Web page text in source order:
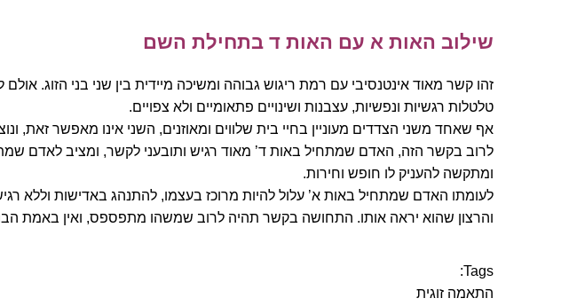
שילוב האות א עם האות ד בתחילת השם
זהו קשר מאוד אינטנסיבי עם רמת ריגוש גבוהה ומשיכה מיידית בין שני בני הזוג.
טלטלות רגשיות ונפשיות, עצבנות ושינויים פתאומיים ולא צפויים.
אף שאחד משני הצדדים מעוניין בחיי בית שלווים ומאוזנים, השני אינו מאפשר זאת,
לרוב בקשר הזה, האדם שמתחיל באות ד’ מאוד רגיש ותובעני לקשר, ומציב לאדם
ומתקשה להעניק לו חופש וחירות.
לעומתו האדם שמתחיל באות א’ עלול להיות מרוכז בעצמו, להתנהג באדישות וללא
והרצון שהוא יראה אותו. התחושה בקשר תהיה לרוב שמשהו מתפספס, ואין באמת
Tags:
התאמה זוגית